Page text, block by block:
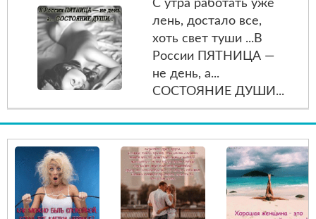
С утра работать уже
лень, достало все,
хоть свет туши ...В
России ПЯТНИЦА —
не день, а...
СОСТОЯНИЕ ДУШИ...